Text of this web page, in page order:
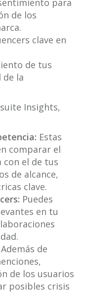
para
de los
clave en
de tus
de la
Insights,
Estas
comparar el
el de tus
de alcance,
clave.
Puedes
en tu
Además de
de los usuarios
posibles crisis